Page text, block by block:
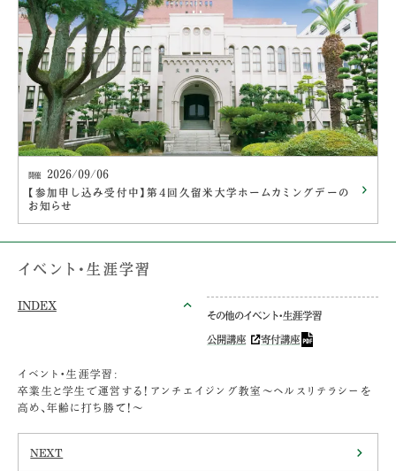
開催
2026/09/06
【参加申し込み受付中】第４回久留米大学ホームカミングデーの
お知らせ
イベント・生涯学習
INDEX
その他のイベント・生涯学習
公開講座 寄付講座
イベント・生涯学習:
卒業生と学生で運営する！アンチエイジング教室～ヘルスリテラシーを
高め、年齢に打ち勝て！～
NEXT